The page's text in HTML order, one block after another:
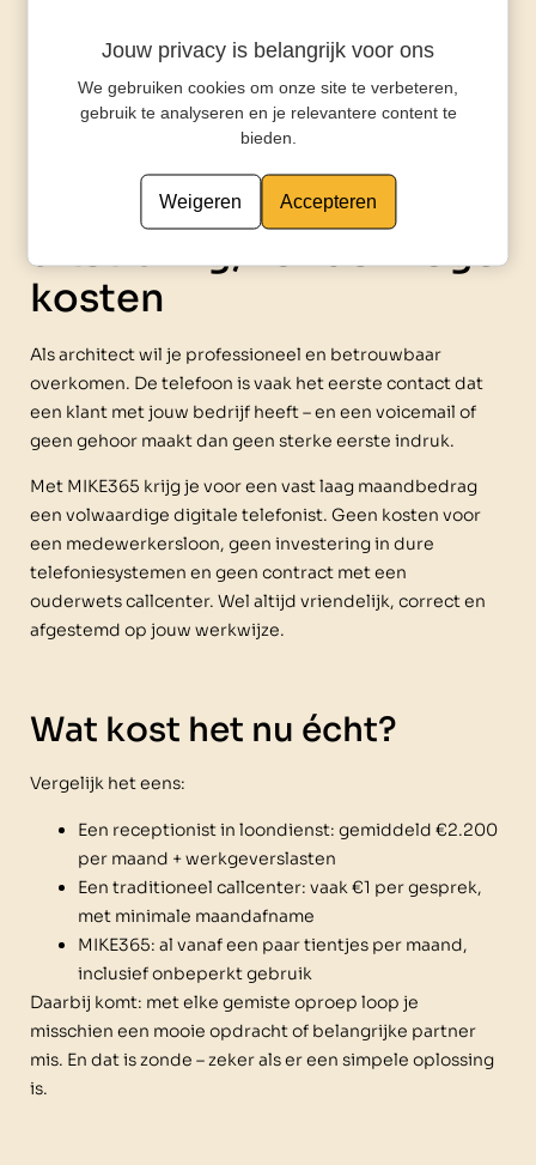
MIKE doet de rest. Werk je met meerdere collega’s? Dan
assistent.
Professionele
uitstraling, zonder hoge
kosten
Als architect wil je professioneel en betrouwbaar
overkomen. De telefoon is vaak het eerste contact dat
een klant met jouw bedrijf heeft – en een voicemail of
geen gehoor maakt dan geen sterke eerste indruk.
Met MIKE365 krijg je voor een vast laag maandbedrag
een volwaardige digitale telefonist. Geen kosten voor
een medewerkersloon, geen investering in dure
telefoniesystemen en geen contract met een
ouderwets callcenter. Wel altijd vriendelijk, correct en
afgestemd op jouw werkwijze.
Wat kost het nu écht?
Vergelijk het eens:
Een receptionist in loondienst: gemiddeld €2.200
per maand + werkgeverslasten
Een traditioneel callcenter: vaak €1 per gesprek,
met minimale maandafname
MIKE365: al vanaf een paar tientjes per maand,
inclusief onbeperkt gebruik
Daarbij komt: met elke gemiste oproep loop je
misschien een mooie opdracht of belangrijke partner
mis. En dat is zonde – zeker als er een simpele oplossing
is.
Jouw privacy is belangrijk voor ons
We gebruiken cookies om onze site te verbeteren,
gebruik te analyseren en je relevantere content te
bieden.
Weigeren Accepteren